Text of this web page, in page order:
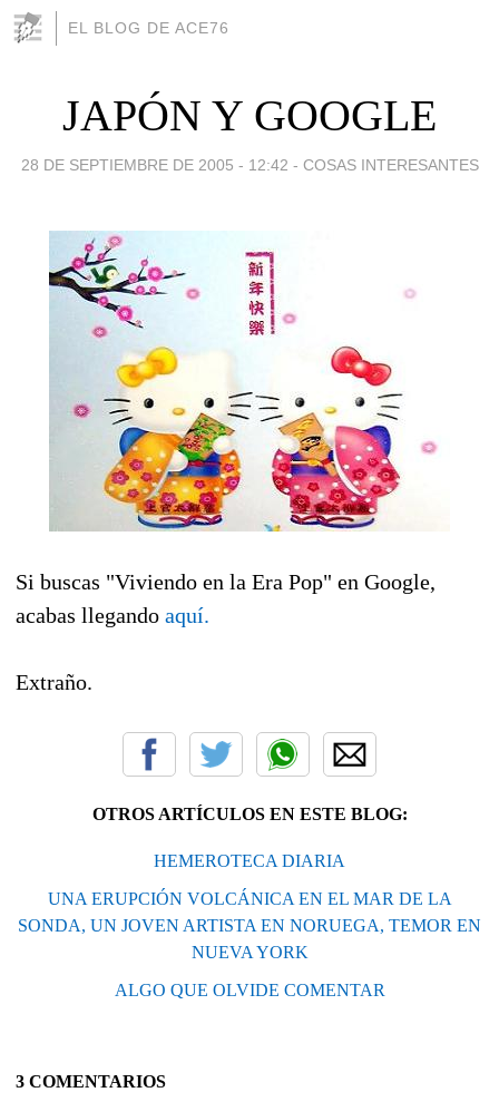
EL BLOG DE ACE76
JAPÓN Y GOOGLE
28 DE SEPTIEMBRE DE 2005 - 12:42 - COSAS INTERESANTES
Si buscas "Viviendo en la Era Pop" en Google,
acabas llegando aquí.
Extraño.
OTROS ARTÍCULOS EN ESTE BLOG:
HEMEROTECA DIARIA
UNA ERUPCIÓN VOLCÁNICA EN EL MAR DE LA
SONDA, UN JOVEN ARTISTA EN NORUEGA, TEMOR EN
NUEVA YORK
ALGO QUE OLVIDE COMENTAR
3 COMENTARIOS